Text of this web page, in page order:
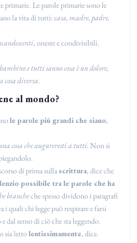
primarie. Le parole primarie sono le
la vita di tutti:casa, madre, padre,
, oneste e condivisibili.
e tutti sanno cosa è un dolore,
cosa diversa.
al mondo?
le parole più grandi che siano,
cosa che augureresti a tutti.Non si
di prima sullascrittura, dice che
possibile tra le parole che ha
biancheche spesso dividono i paragrafi
i quali chi legge può respirare e farsi
dal senso di ciò che sta leggendo.
sia lettolentissimamente, dice.